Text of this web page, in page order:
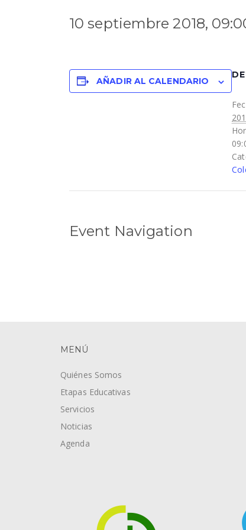
10 septiembre 2018,
AÑADIR AL CALENDARIO
Event Navigation
MENÚ
Quiénes Somos
Etapas Educativas
Servicios
Noticias
Agenda